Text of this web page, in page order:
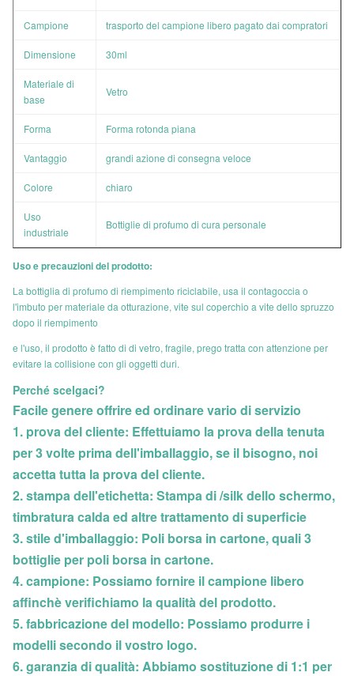
Campione trasporto del campione libero pagato dai compratori
Dimensione 30ml
Materiale di
base
Vetro
Forma Forma rotonda piana
Vantaggio grandi azione di consegna veloce
Colore chiaro
Uso
industriale
Bottiglie di profumo di cura personale
Uso e precauzioni del prodotto:
La bottiglia di profumo di riempimento riciclabile, usa il contagoccia o
l'imbuto per materiale da otturazione, vite sul coperchio a vite dello spruzzo
dopo il riempimento
e l'uso, il prodotto è fatto di di vetro, fragile, prego tratta con attenzione per
evitare la collisione con gli oggetti duri.
Perché scelgaci?
Facile genere offrire ed ordinare vario di servizio
1. prova del cliente: Effettuiamo la prova della tenuta
per 3 volte prima dell'imballaggio, se il bisogno, noi
accetta tutta la prova del cliente.
2. stampa dell'etichetta: Stampa di /silk dello schermo,
timbratura calda ed altre trattamento di superficie
3. stile d'imballaggio: Poli borsa in cartone, quali 3
bottiglie per poli borsa in cartone.
4. campione: Possiamo fornire il campione libero
affinchè verifichiamo la qualità del prodotto.
5. fabbricazione del modello: Possiamo produrre i
modelli secondo il vostro logo.
6. garanzia di qualità: Abbiamo sostituzione di 1:1 per